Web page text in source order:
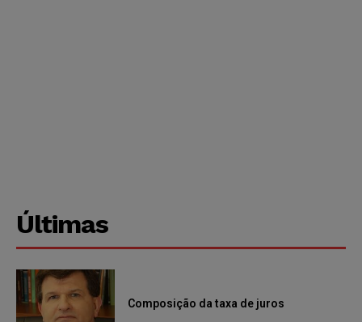
Últimas
Composição da taxa de juros